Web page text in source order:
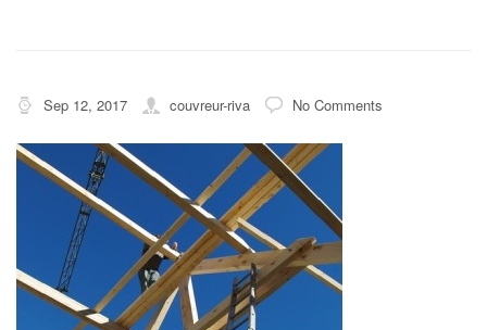
Sep 12, 2017 couvreur-riva No Comments